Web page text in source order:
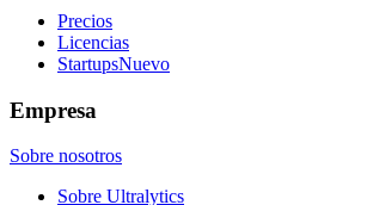
Precios
Licencias
StartupsNuevo
Empresa
Sobre nosotros
Sobre Ultralytics